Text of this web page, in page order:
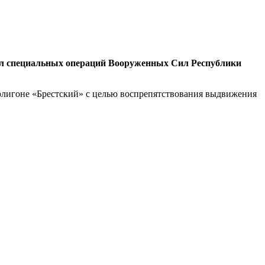
специальных операций Вооруженных Сил Республики
«Брестский» с целью воспрепятствования выдвижения